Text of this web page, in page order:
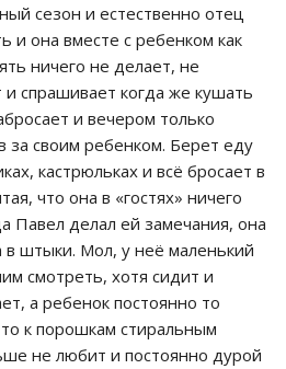
сезон и естественно отец
и она вместе с ребенком как
ничего не делает, не
и спрашивает когда же кушать
и вечером только
за своим ребенком. Берет еду
кастрюльках и всё бросает в
что она в «гостях» ничего
Павел делал ей замечания, она
в штыки. Мол, у неё маленький
смотреть, хотя сидит и
а ребенок постоянно то
к порошкам стиральным
не любит и постоянно дурой